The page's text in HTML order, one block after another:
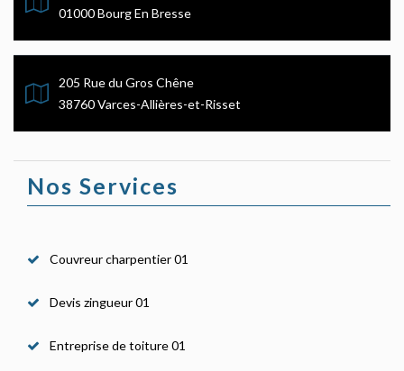
01000 Bourg En Bresse
205 Rue du Gros Chêne
38760 Varces-Allières-et-Risset
Nos Services
Couvreur charpentier 01
Devis zingueur 01
Entreprise de toiture 01